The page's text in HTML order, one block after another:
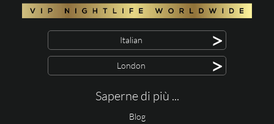
Italian >
London >
Saperne di più ...
Blog